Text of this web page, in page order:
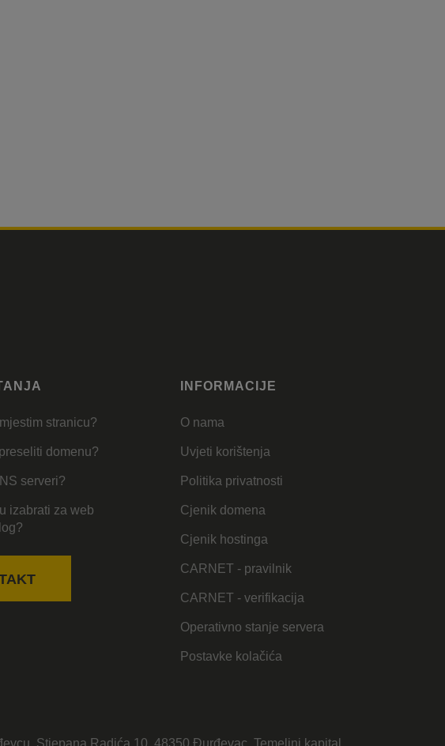
stranicu?
domenu?
serveri?
izabrati za web
INFORMACIJE
O nama
Uvjeti korištenja
Politika privatnosti
Cjenik domena
Cjenik hostinga
CARNET - pravilnik
CARNET - verifikacija
Operativno stanje servera
Postavke kolačića
Stjepana Radića 10, 48350 Đurđevac. Temeljni kapital